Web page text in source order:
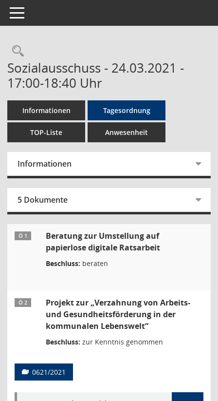
Toggle navigation
Rechercheauswahl
Sozialausschuss - 24.03.2021 -
17:00-18:40 Uhr
Informationen Tagesordnung
TOP-Liste Anwesenheit
Informationen
5 Dokumente
Ö 1
Beratung zur Umstellung auf
papierlose digitale Ratsarbeit
Beschluss: beraten
Ö 2
Projekt zur „Verzahnung von Arbeits-
und Gesundheitsförderung in der
kommunalen Lebenswelt“
Beschluss: zur Kenntnis genommen
0621/2021